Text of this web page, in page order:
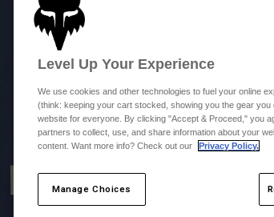
Level Up Your Experience
We use cookies and other technologies to fuel your online
(think: keeping your cart stocked, showing you the gear
website for everyone. By clicking "Accept & Proceed," you
partners to collect, use, and share information about your
content. Want more info? Check out our
Privacy Policy.
Manage Choices